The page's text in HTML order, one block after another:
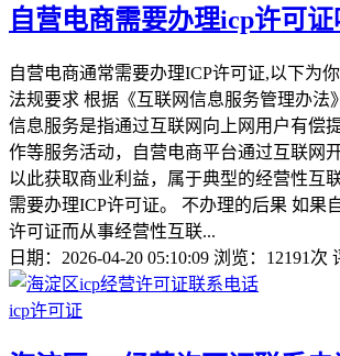
自营电商需要办理icp许可证
自营电商通常需要办理ICP许可证,以下为
法规要求 根据《互联网信息服务管理办法
信息服务是指通过互联网向上网用户有偿
作等服务活动，自营电商平台通过互联网
以此获取商业利益，属于典型的经营性互
需要办理ICP许可证。 不办理的后果 如果
许可证而从事经营性互联...
日期：2026-04-20 05:10:09 浏览：12191次
icp许可证